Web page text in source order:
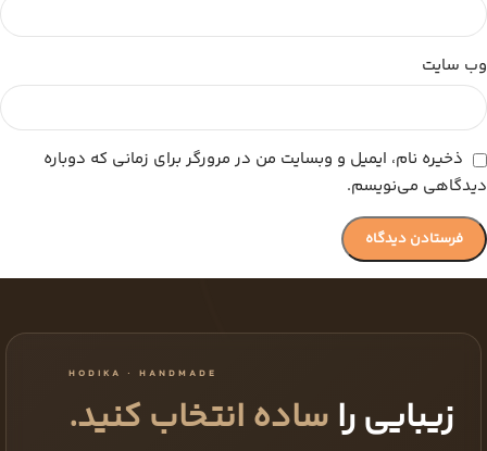
وب‌ سایت
ذخیره نام، ایمیل و وبسایت من در مرورگر برای زمانی که دوباره
دیدگاهی می‌نویسم.
HODIKA · HANDMADE
زیبایی را ساده انتخاب کنید.